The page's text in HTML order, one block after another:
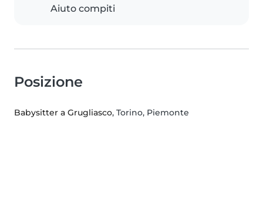
Aiuto compiti
Posizione
Babysitter a Grugliasco, Torino, Piemonte